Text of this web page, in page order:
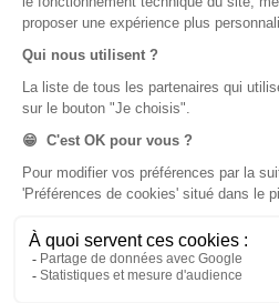
Charlotte_Bratpfanne
0